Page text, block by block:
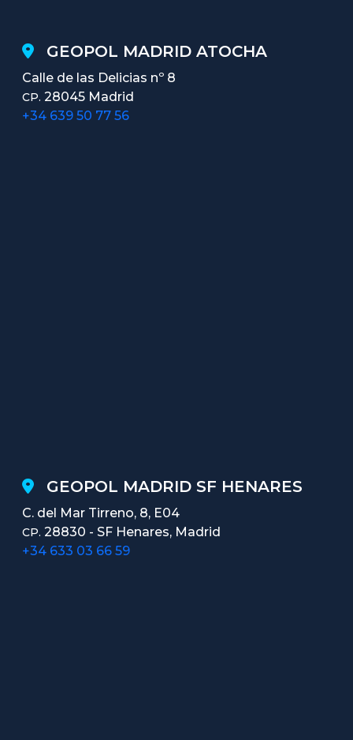
GEOPOL MADRID ATOCHA
Calle de las Delicias nº 8
CP. 28045 Madrid
+34 639 50 77 56
GEOPOL MADRID SF HENARES
C. del Mar Tirreno, 8, E04
CP. 28830 - SF Henares, Madrid
+34 633 03 66 59